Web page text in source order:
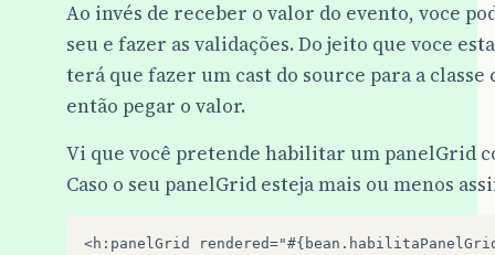
Ao invés de receber o valor do evento, voce
seu e fazer as validações. Do jeito que voce
terá que fazer um cast do source para a
então pegar o valor.
Vi que você pretende habilitar um panelGrid
Caso o seu panelGrid esteja mais ou menos